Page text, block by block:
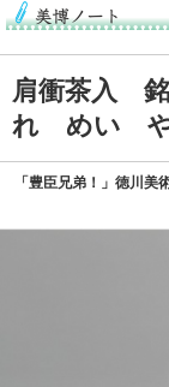
肩衝茶入
れ めい や
「豊臣兄弟！」徳川美